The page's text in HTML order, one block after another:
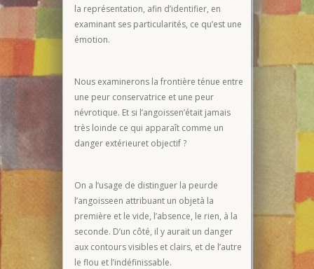
la représentation, afin d’identifier, en
examinant ses particularités, ce qu’est une
émotion.
Nous examinerons la frontière ténue entre
une peur conservatrice et une peur
névrotique. Et si l’angoissen’était jamais
très loinde ce qui apparaît comme un
danger extérieuret objectif ?
On a l’usage de distinguer la peurde
l’angoisseen attribuant un objetà la
première et le vide, l’absence, le rien, à la
seconde. D’un côté, il y aurait un danger
aux contours visibles et clairs, et de l’autre
le flou et l’indéfinissable.